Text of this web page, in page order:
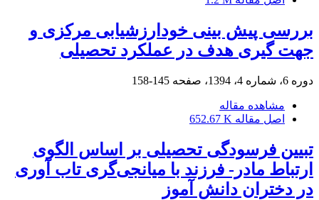
بررسی پیش بینی خودارزشیابی مرکزی و
جهت گیری هدف در عملکرد تحصیلی
دوره 6، شماره 4، 1394، صفحه 145-158
مشاهده مقاله
اصل مقاله 652.67 K
تبیین فرسودگی تحصیلی بر اساس الگوی
ارتباط مادر- فرزند با میانجی‌گری تاب آوری
در دختران دانش آموز